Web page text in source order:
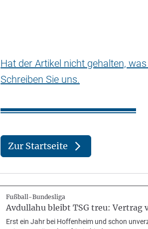
Hat der Artikel nicht gehalten,
Schreiben Sie uns.
Zur Startseite
Fußball-Bundesliga
Avdullahu bleibt TSG treu: Vertrag
Erst ein Jahr bei Hoffenheim und schon